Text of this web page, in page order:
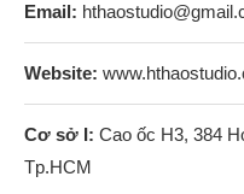
Email:
Website:
Cơ sở I: Cao ốc H3, 384
Tp.HCM